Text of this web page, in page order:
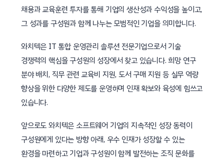
채용과 교육훈련 투자를 통해 기업의 생산성과 수익성을 높이고,
그 성과를 구성원과 함께 나누는 모범적인 기업을 의미합니다.
와치텍은 IT 통합 운영관리 솔루션 전문기업으로서 기술
경쟁력의 핵심을 구성원의 성장에서 찾고 있습니다. 희망 연구
분야 배치, 직무 관련 교육비 지원, 도서 구매 지원 등 실무 역량
향상을 위한 다양한 제도를 운영하며 인재 확보와 육성에 힘쓰고
있습니다.
앞으로도 와치텍은 소프트웨어 기업의 지속적인 성장 동력이
구성원에게 있다는 방향 아래, 우수 인재가 성장할 수 있는
환경을 마련하고 기업과 구성원이 함께 발전하는 조직 문화를